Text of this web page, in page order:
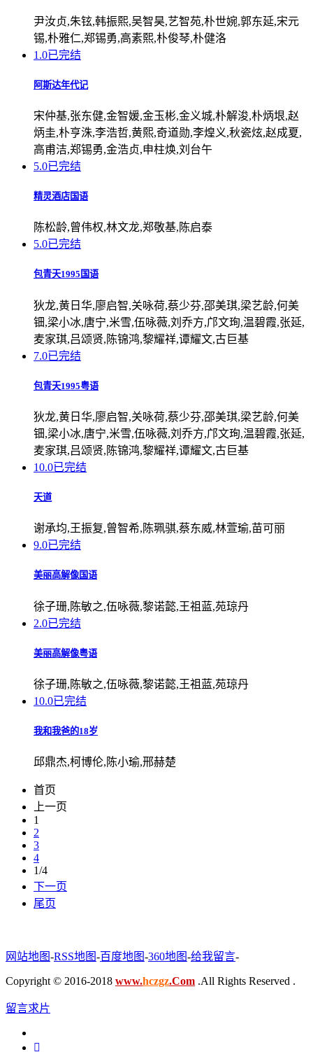
尹汝贞,朱铉,韩振熙,吴智昊,艺智苑,朴世婉,郭东延,宋元
锡,朴雅仁,郑锡勇,高素熙,朴俊琴,朴健洛
1.0已完结
阿斯达年代记
宋仲基,张东健,金智媛,金玉彬,金义城,朴解浚,朴炳垠,赵
炳圭,朴亨洙,李浩哲,黄熙,奇道勋,李煌义,秋瓷炫,赵成夏,
高甫洁,郑锡勇,金浩贞,申柱焕,刘台午
5.0已完结
精灵酒店国语
陈松龄,曾伟权,林文龙,郑敬基,陈启泰
5.0已完结
包青天1995国语
狄龙,黄日华,廖启智,关咏荷,蔡少芬,邵美琪,梁艺龄,何美
钿,梁小冰,唐宁,米雪,伍咏薇,刘乔方,邝文珣,温碧霞,张延,
麦家琪,吕颂贤,陈锦鸿,黎耀祥,谭耀文,古巨基
7.0已完结
包青天1995粤语
狄龙,黄日华,廖启智,关咏荷,蔡少芬,邵美琪,梁艺龄,何美
钿,梁小冰,唐宁,米雪,伍咏薇,刘乔方,邝文珣,温碧霞,张延,
麦家琪,吕颂贤,陈锦鸿,黎耀祥,谭耀文,古巨基
10.0已完结
天道
谢承均,王振复,曾智希,陈珮骐,蔡东威,林萱瑜,苗可丽
9.0已完结
美丽高解像国语
徐子珊,陈敏之,伍咏薇,黎诺懿,王祖蓝,苑琼丹
2.0已完结
美丽高解像粤语
徐子珊,陈敏之,伍咏薇,黎诺懿,王祖蓝,苑琼丹
10.0已完结
我和我爸的18岁
邱鼎杰,柯博伦,陈小瑜,邢赫楚
首页
上一页
1
2
3
4
1/4
下一页
尾页
网站地图-RSS地图-百度地图-360地图-给我留言-
Copyright © 2016-2018 www.hczgz.Com .All Rights Reserved .
留言求片
